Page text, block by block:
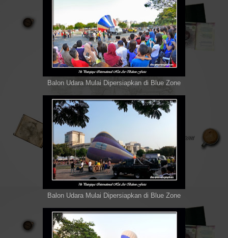
Balon Udara Mulai Dipersiapkan di Blue Zone
Balon Udara Mulai Dipersiapkan di Blue Zone